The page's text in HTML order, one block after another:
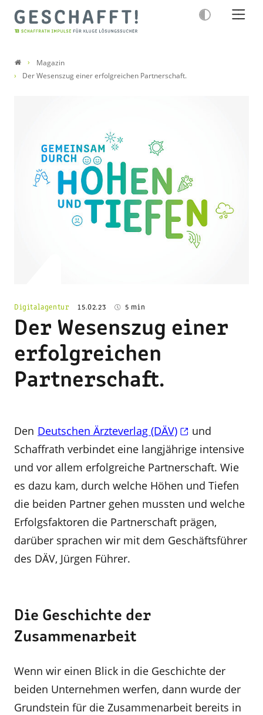
Magazin
Der Wesenszug einer erfolgreichen Partnerschaft.
Digitalagentur 15.02.23 5 min
Der Wesenszug einer
erfolgreichen
Partnerschaft.
Den Deutschen Ärzteverlag (DÄV)
und
Schaffrath verbindet eine langjährige intensive
und vor allem erfolgreiche Partnerschaft. Wie
es dazu kam, durch welche Höhen und Tiefen
die beiden Partner gehen mussten und welche
Erfolgsfaktoren die Partnerschaft prägen,
darüber sprachen wir mit dem Geschäftsführer
des DÄV, Jürgen Führer.
Die Geschichte der
Zusammenarbeit
Wenn wir einen Blick in die Geschichte der
beiden Unternehmen werfen, dann wurde der
Grundstein für die Zusammenarbeit bereits in